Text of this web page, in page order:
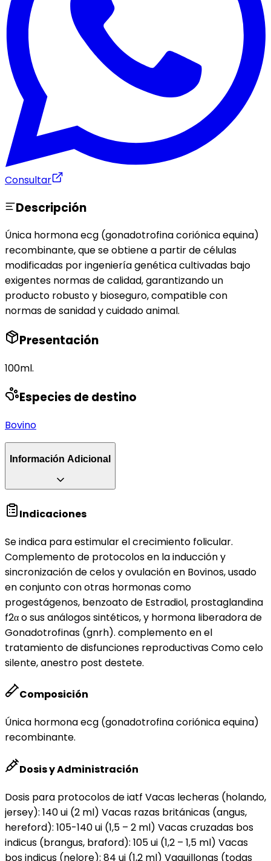
Consultar
Descripción
Única hormona ecg (gonadotrofina coriónica equina)
recombinante, que se obtiene a partir de células
modificadas por ingeniería genética cultivadas bajo
exigentes normas de calidad, garantizando un
producto robusto y bioseguro, compatible con
normas de sanidad y cuidado animal.
Presentación
100ml.
Especies de destino
Bovino
Información Adicional
Indicaciones
Se indica para estimular el crecimiento folicular.
Complemento de protocolos en la inducción y
sincronización de celos y ovulación en Bovinos, usado
en conjunto con otras hormonas como
progestágenos, benzoato de Estradiol, prostaglandina
f2α o sus análogos sintéticos, y hormona liberadora de
Gonadotrofinas (gnrh). complemento en el
tratamiento de disfunciones reproductivas Como celo
silente, anestro post destete.
Composición
Única hormona ecg (gonadotrofina coriónica equina)
recombinante.
Dosis y Administración
Dosis para protocolos de iatf Vacas lecheras (holando,
jersey): 140 ui (2 ml) Vacas razas británicas (angus,
hereford): 105-140 ui (1,5 – 2 ml) Vacas cruzadas bos
indicus (brangus, braford): 105 ui (1,2 – 1,5 ml) Vacas
bos indicus (nelore): 84 ui (1,2 ml) Vaquillonas (todas